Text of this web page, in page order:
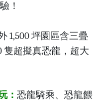
！
1,500 坪園區含三疊
隻超擬真恐龍，超大
： 恐龍騎乘、恐龍餵